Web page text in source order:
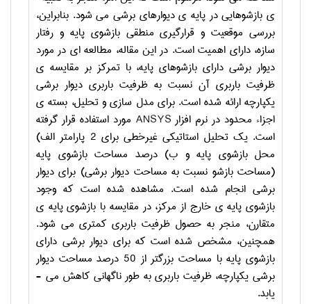
ی بازشوهایی در پایه ­ی دیوارهای برشی می­ شود. بنابراین،
بررسی موقعیت و قرارگیری منطقی بازشوی پایه و رفتار
سازه، دارای اهمیت است. در این مقاله، مطالعه ­ای در مورد
دیوار برشی دارای بازشوهای پایه، با تمرکز بر مقایسه ­ی
ظرفیت باربری آن نسبت به ظرفیت باربری دیوار برشی
یکپارچه ارائه شده است. برای مدل­ سازی و تحلیل، بسته ­ی
اجزاء محدود در نرم ­افزارANSYS مورد استفاده قرار گرفته
است. یک تحلیل استاتیکی غیرخطی برای 2 پارامتر الف)
محل بازشوی پایه و ب) درصد مساحت بازشوی پایه
(مساحت بازشو نسبت به مساحت دیوار برشی) برای دیوار
برشی انجام شده است. مشاهده شده است که وجود
بازشوی پایه­ ی خارج از مرکز، در مقایسه با بازشوی پایه ­ی
متقارن، منجر به حصول ظرفیت باربری کمتری می­ شود.
همچنین، مشخص شده است که برای دیوار برشی دارای
بازشوی پایه با مساحت بزرگتر از 50 درصد مساحت دیوار
برشی یکپارچه، ظرفیت باربری به طور ناگهانی کاهش می ­
یابد.